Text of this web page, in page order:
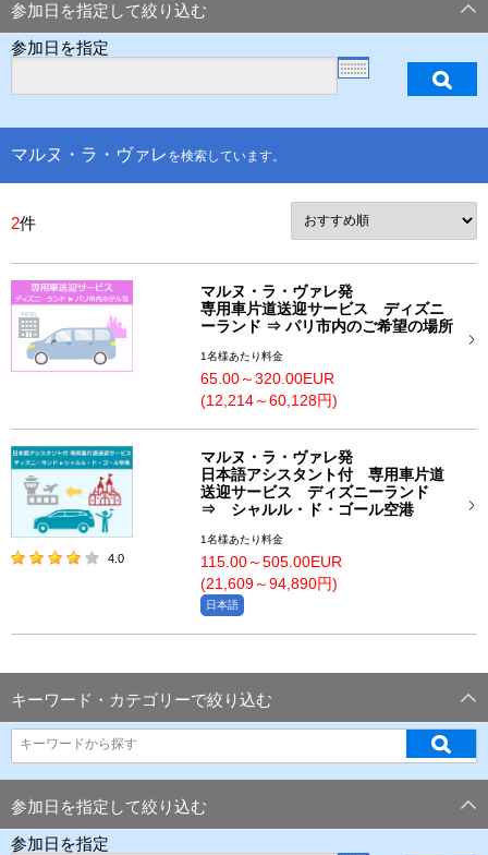
参加日を指定して絞り込む
参加日を指定
マルヌ・ラ・ヴァレ を検索しています。
2件
マルヌ・ラ・ヴァレ発
専用車片道送迎サービス ディズニ
ーランド ⇒ パリ市内のご希望の場所
1名様あたり料金
65.00～320.00EUR
(12,214～60,128円)
4.0
マルヌ・ラ・ヴァレ発
日本語アシスタント付 専用車片道
送迎サービス ディズニーランド
⇒ シャルル・ド・ゴール空港
1名様あたり料金
115.00～505.00EUR
(21,609～94,890円)
日本語
キーワード・カテゴリーで絞り込む
参加日を指定して絞り込む
参加日を指定